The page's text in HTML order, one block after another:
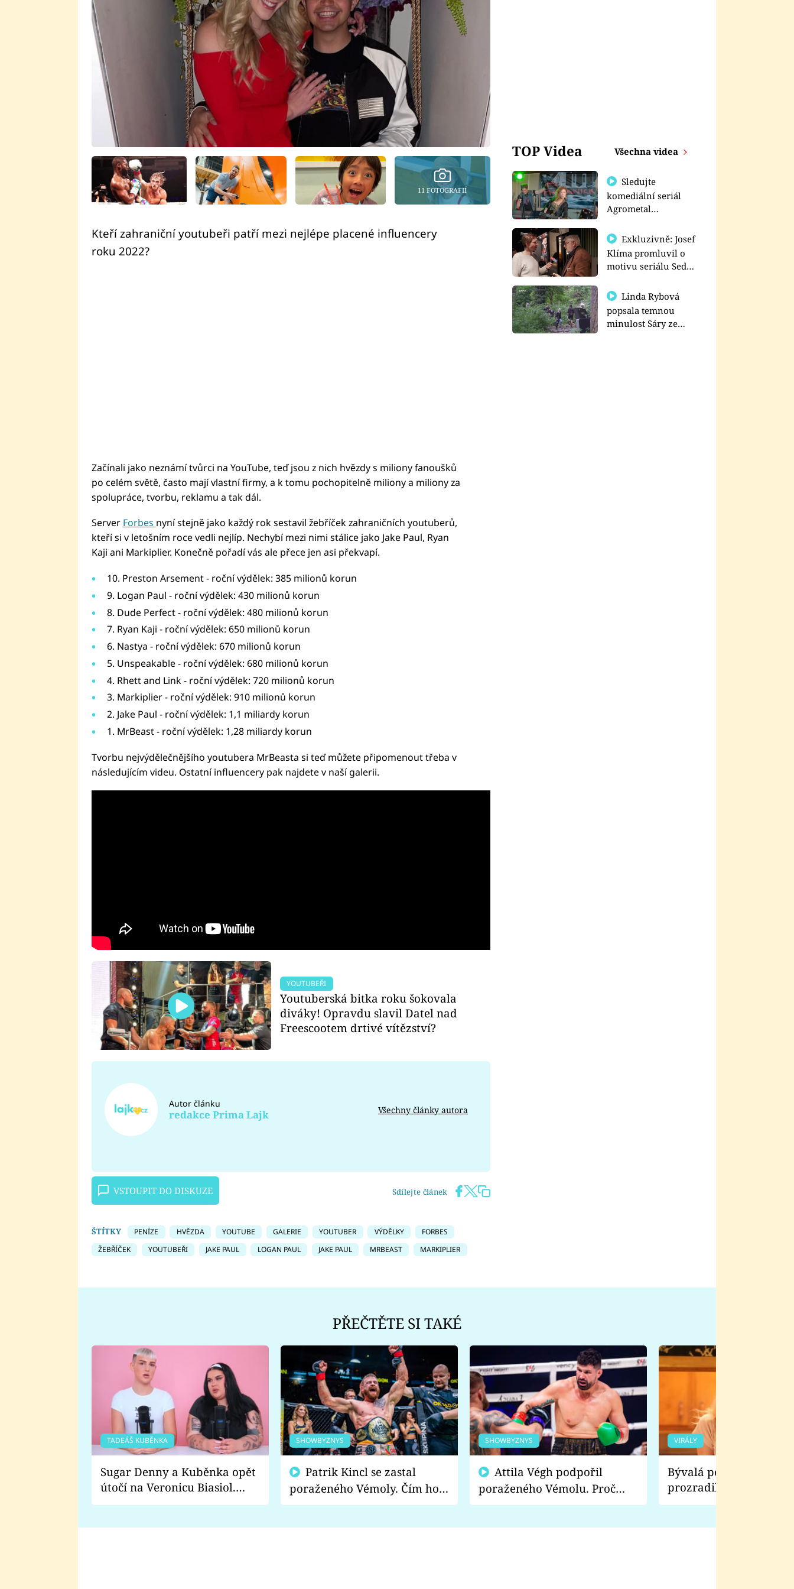
11 FOTOGRAFIÍ
Kteří zahraniční youtubeři patří mezi nejlépe placené influencery
roku 2022?
Začínali jako neznámí tvůrci na YouTube, teď jsou z nich hvězdy s miliony fanoušků
po celém světě, často mají vlastní firmy, a k tomu pochopitelně miliony a miliony za
spolupráce, tvorbu, reklamu a tak dál.
Server Forbes nyní stejně jako každý rok sestavil žebříček zahraničních youtuberů,
kteří si v letošním roce vedli nejlíp. Nechybí mezi nimi stálice jako Jake Paul, Ryan
Kaji ani Markiplier. Konečně pořadí vás ale přece jen asi překvapí.
10. Preston Arsement - roční výdělek: 385 milionů korun
9. Logan Paul - roční výdělek: 430 milionů korun
8. Dude Perfect - roční výdělek: 480 milionů korun
7. Ryan Kaji - roční výdělek: 650 milionů korun
6. Nastya - roční výdělek: 670 milionů korun
5. Unspeakable - roční výdělek: 680 milionů korun
4. Rhett and Link - roční výdělek: 720 milionů korun
3. Markiplier - roční výdělek: 910 milionů korun
2. Jake Paul - roční výdělek: 1,1 miliardy korun
1. MrBeast - roční výdělek: 1,28 miliardy korun
Tvorbu nejvýdělečnějšího youtubera MrBeasta si teď můžete připomenout třeba v
následujícím videu. Ostatní influencery pak najdete v naší galerii.
YOUTUBEŘI
Youtuberská bitka roku šokovala
diváky! Opravdu slavil Datel nad
Freescootem drtivé vítězství?
Autor článku
redakce Prima Lajk Všechny články autora
VSTOUPIT DO DISKUZE Sdílejte článek
ŠTÍTKY PENÍZE HVĚZDA YOUTUBE GALERIE YOUTUBER VÝDĚLKY
FORBES
ŽEBŘÍČEK
YOUTUBEŘI JAKE PAUL LOGAN PAUL JAKE PAUL MRBEAST MARKIPLIER
TOP Videa Všechna videa
Sledujte
komediální seriál
Agrometal
prima+
Exkluzivně: Josef
Klíma promluvil o
motivu seriálu Sedm
Linda Rybová
popsala temnou
minulost Sáry ze
PŘEČTĚTE SI TAKÉ
TADEÁŠ KUBĚNKA
Sugar Denny a Kuběnka opět
útočí na Veronicu Biasiol.
Proč je podle nich falešná a
SHOWBYZNYS
poraženého Vémoly. Čím ho
fanoušci naštvali?
SHOWBYZNYS
poraženého Vémolu. Proč
chce raději zápasit s ním než
VIRÁLY
Bývalá pornoherečka
prozradila, co ji
natáčení Euforie.